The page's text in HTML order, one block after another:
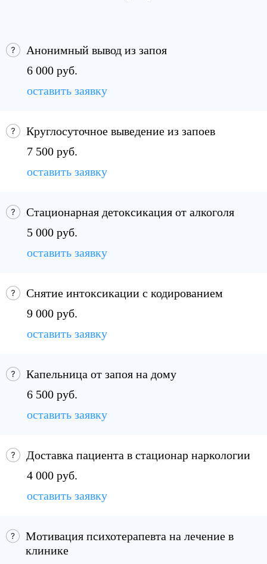
Анонимный вывод из запоя
6 000 руб.
оставить заявку
Круглосуточное выведение из запоев
7 500 руб.
оставить заявку
Стационарная детоксикация от алкоголя
5 000 руб.
оставить заявку
Снятие интоксикации с кодированием
9 000 руб.
оставить заявку
Капельница от запоя на дому
6 500 руб.
оставить заявку
Доставка пациента в стационар наркологии
4 000 руб.
оставить заявку
Мотивация психотерапевта на лечение в
клинике